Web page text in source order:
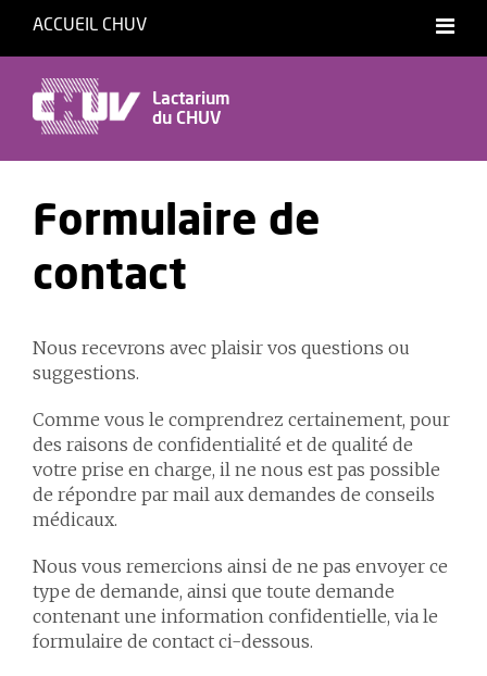
ACCUEIL CHUV
Lactarium
du CHUV
Formulaire de
contact
Nous recevrons avec plaisir vos questions ou
suggestions.
Comme vous le comprendrez certainement, pour
des raisons de confidentialité et de qualité de
votre prise en charge, il ne nous est pas possible
de répondre par mail aux demandes de conseils
médicaux.
Nous vous remercions ainsi de ne pas envoyer ce
type de demande, ainsi que toute demande
contenant une information confidentielle, via le
formulaire de contact ci-dessous.